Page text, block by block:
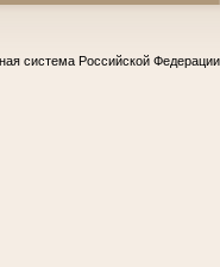
система Российской